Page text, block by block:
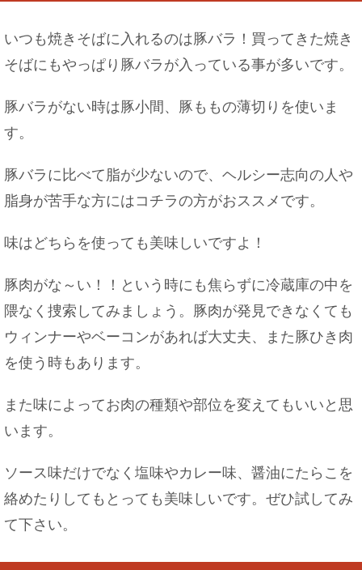
電車でイケメンが隣に！冷静な女性も内心は喜び
買った服を返品、交換したいと思うときにまず読
髪の毛は一ヶ月に2センチ伸びるって本当？平均は
○センチ！
きマナー
飼い猫が脱走した夢を見たら、こんな意味かもし
れませんよ！
いつも焼きそばに入れるのは豚バラ！買ってきた焼き
そばにもやっぱり豚バラが入っている事が多いです。
豚バラがない時は豚小間、豚ももの薄切りを使いま
す。
豚バラに比べて脂が少ないので、ヘルシー志向の人や
脂身が苦手な方にはコチラの方がおススメです。
味はどちらを使っても美味しいですよ！
豚肉がな～い！！という時にも焦らずに冷蔵庫の中を
隈なく捜索してみましょう。豚肉が発見できなくても
ウィンナーやベーコンがあれば大丈夫、また豚ひき肉
を使う時もあります。
また味によってお肉の種類や部位を変えてもいいと思
います。
ソース味だけでなく塩味やカレー味、醤油にたらこを
絡めたりしてもとっても美味しいです。ぜひ試してみ
て下さい。